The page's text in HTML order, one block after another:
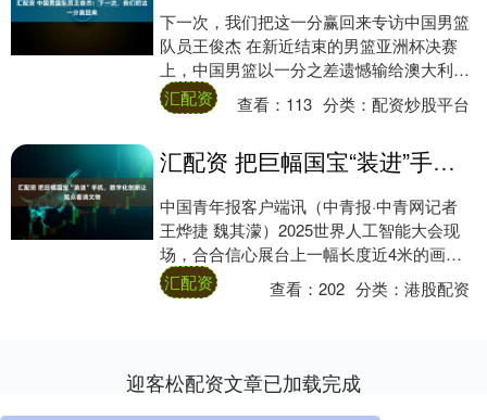
下一次，我们把这一分赢回来专访中国男篮
队员王俊杰 在新近结束的男篮亚洲杯决赛
上，中国男篮以一分之差遗憾输给澳大利亚
队，获得亚军。颁奖的时候，秋哥（胡金
秋）跟我说....
汇配资 查看： 113 分类：配资炒股平台
汇配资 把巨幅国宝“装进”手机，数字化创新让观众看清文物
中国青年报客户端讯（中青报·中青网记者
王烨捷 魏其濛）2025世界人工智能大会现
场，合合信心展台上一幅长度近4米的画作
《坤舆万国全图》吸引了众多观众的目光。
在....
汇配资 查看：202 分类：港股配资
迎客松配资文章已加载完成